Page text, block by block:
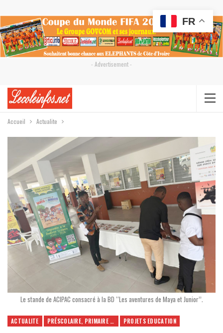
- Advertisement -
Accueil Actualite
Le stande de ACIPAC consacré à la BD ‘‘Les aventures de Maya et Junior’’.
ACTUALITE PRÉSCOLAIRE, PRIMAIRE ET SECONDAIRE PROJETS EDUCATION
FR